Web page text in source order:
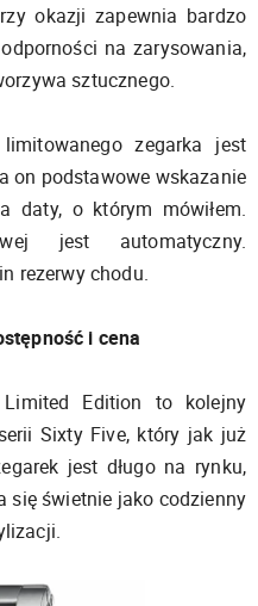
okazji zapewnia bardzo
na zarysowania,
sztucznego.
zegarka jest
on podstawowe wskazanie
daty, o którym mówiłem.
jest automatyczny.
rezerwy chodu.
i cena
Edition to kolejny
Sixty Five, który jak już
jest długo na rynku,
się świetnie jako codzienny